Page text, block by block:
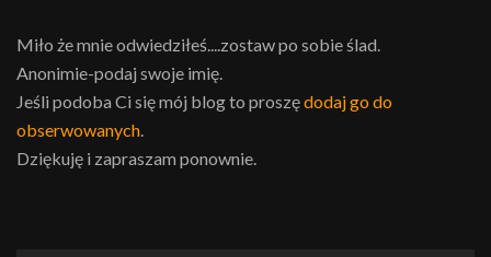
Miło że mnie odwiedziłeś....zostaw po sobie ślad.
Anonimie-podaj swoje imię.
Jeśli podoba Ci się mój blog to proszędodaj go do
obserwowanych.
Dziękuję i zapraszam ponownie.